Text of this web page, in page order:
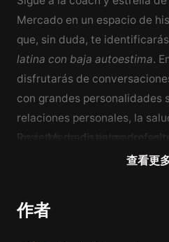
Mercado en un espacio de
que, sin duda, te
latina con baja autoestima.
disfrutarás de
con grandes personalidades
relaciones personales, la
los retos de distintas
Rosie Mercado es madre
latina y referente e
algunos de los obstáculos
查看更
作者